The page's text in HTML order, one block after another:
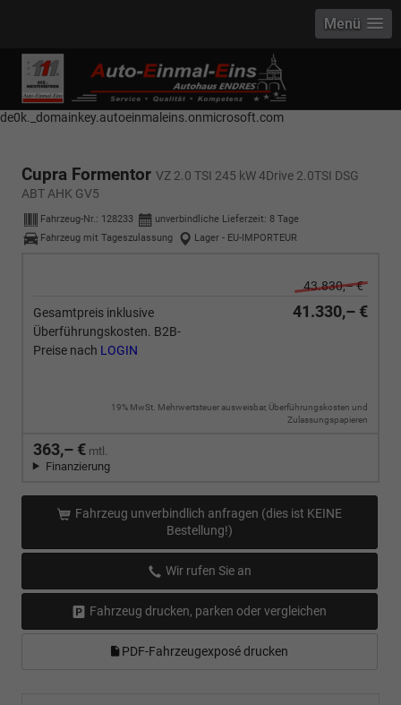
------------ Host Name : selector1._domainkey Points to address or value:
selector1-aee-de0k._domainkey.autoeinmaleins.onmicrosoft.com Host
Name : selector2._domainkey Points to address or value: selector2-aee-
de0k._domainkey.autoeinmaleins.onmicrosoft.com
Menü
Cupra Formentor VZ 2.0 TSI 245 kW 4Drive 2.0TSI DSG
ABT AHK GV5
Fahrzeug-Nr.: 128233 unverbindliche Lieferzeit: 8 Tage
Fahrzeug mit Tageszulassung
Lager - EU-IMPORTEUR
43.830,– €
Gesamtpreis inklusive
Überführungskosten. B2B-
Preise nach LOGIN
41.330,– €
19% MwSt. Mehrwertsteuer ausweisbar, Überführungskosten und
Zulassungspapieren
363,– € mtl.
Finanzierung
Fahrzeug unverbindlich anfragen (dies ist KEINE
Bestellung!)
Wir rufen Sie an
Fahrzeug drucken, parken oder vergleichen
PDF-Fahrzeugexposé drucken